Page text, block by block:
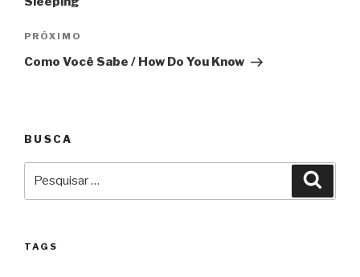
Próximo
PRÓXIMO
Como Você Sabe / How Do You Know
BUSCA
TAGS